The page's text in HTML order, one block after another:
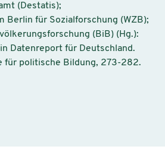
(Destatis);
Berlin für Sozialforschung (WZB);
(BiB) (Hg.):
Datenreport für Deutschland.
für politische Bildung, 273-282.